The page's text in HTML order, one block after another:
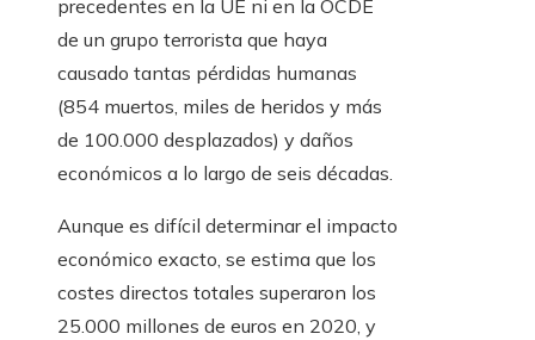
precedentes en la UE ni en la OCDE
de un grupo terrorista que haya
causado tantas pérdidas humanas
(854 muertos, miles de heridos y más
de 100.000 desplazados) y daños
económicos a lo largo de seis décadas.
Aunque es difícil determinar el impacto
económico exacto, se estima que los
costes directos totales superaron los
25.000 millones de euros en 2020, y